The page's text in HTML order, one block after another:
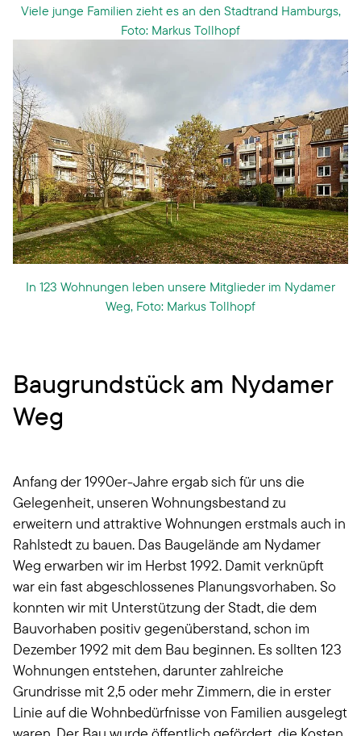
Viele junge Familien zieht es an den Stadtrand Hamburgs,
Foto: Markus Tollhopf
In 123 Wohnungen leben unsere Mitglieder im Nydamer
Weg, Foto: Markus Tollhopf
Baugrundstück am Nydamer
Weg
Anfang der 1990er-Jahre ergab sich für uns die
Gelegenheit, unseren Wohnungsbestand zu
erweitern und attraktive Wohnungen erstmals auch in
Rahlstedt zu bauen. Das Baugelände am Nydamer
Weg erwarben wir im Herbst 1992. Damit verknüpft
war ein fast abgeschlossenes Planungsvorhaben. So
konnten wir mit Unterstützung der Stadt, die dem
Bauvorhaben positiv gegenüberstand, schon im
Dezember 1992 mit dem Bau beginnen. Es sollten 123
Wohnungen entstehen, darunter zahlreiche
Grundrisse mit 2,5 oder mehr Zimmern, die in erster
Linie auf die Wohnbedürfnisse von Familien ausgelegt